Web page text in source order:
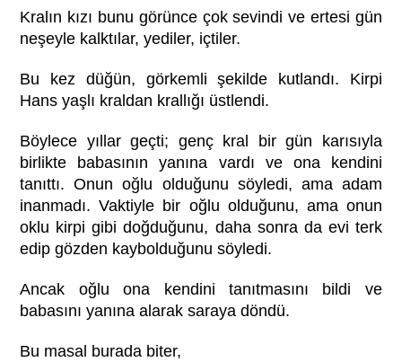
Kralın kızı bunu görünce çok sevindi ve ertesi gün
neşeyle kalktılar, yediler, içtiler.
Bu kez düğün, görkemli şekilde kutlandı. Kirpi
Hans yaşlı kraldan krallığı üstlendi.
Böylece yıllar geçti; genç kral bir gün karısıyla
birlikte babasının yanına vardı ve ona kendini
tanıttı. Onun oğlu olduğunu söyledi, ama adam
inanmadı. Vaktiyle bir oğlu olduğunu, ama onun
oklu kirpi gibi doğduğunu, daha sonra da evi terk
edip gözden kaybolduğunu söyledi.
Ancak oğlu ona kendini tanıtmasını bildi ve
babasını yanına alarak saraya döndü.
Bu masal burada biter,